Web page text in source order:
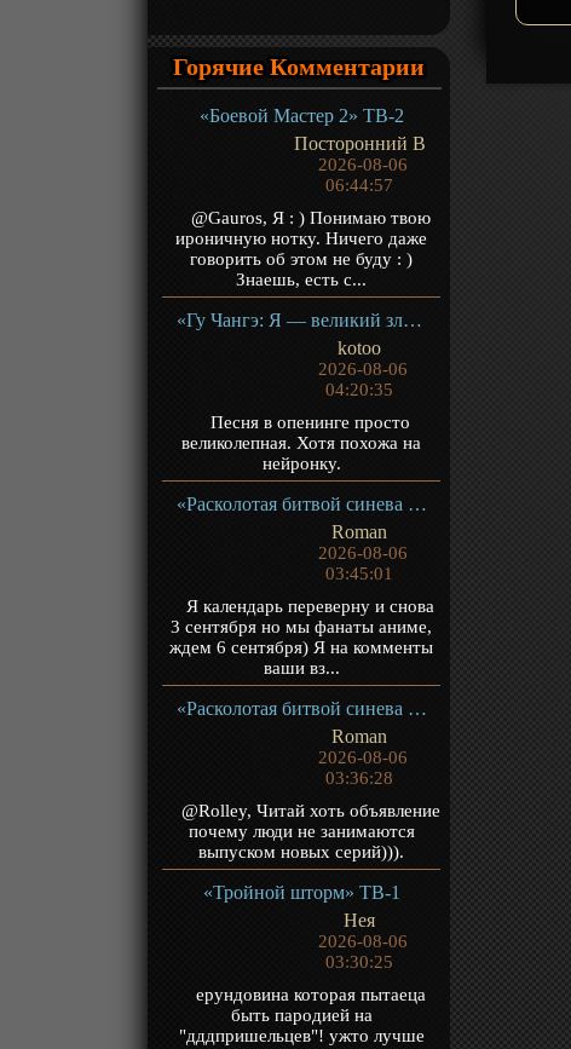
Горячие Комментарии
«Боевой Мастер 2» ТВ-2
Посторонний В
2026-08-06
06:44:57
@Gauros, Я : ) Понимаю твою
ироничную нотку. Ничего даже
говорить об этом не буду : )
Знаешь, есть с...
«Гу Чангэ: Я — великий злодей Небесной Судьбы» ТВ-1
kotoo
2026-08-06
04:20:35
Песня в опенинге просто
великолепная. Хотя похожа на
нейронку.
«Расколотая битвой синева небес 5» ТВ-5
Roman
2026-08-06
03:45:01
Я календарь переверну и снова
3 сентября но мы фанаты аниме,
ждем 6 сентября) Я на комменты
ваши вз...
«Расколотая битвой синева небес 5» ТВ-5
Roman
2026-08-06
03:36:28
@Rolley, Читай хоть объявление
почему люди не занимаются
выпуском новых серий))).
«Тройной шторм» ТВ-1
Нея
2026-08-06
03:30:25
ерундовина которая пытаеца
быть пародией на
"дддпришельцев"! ужто лучше